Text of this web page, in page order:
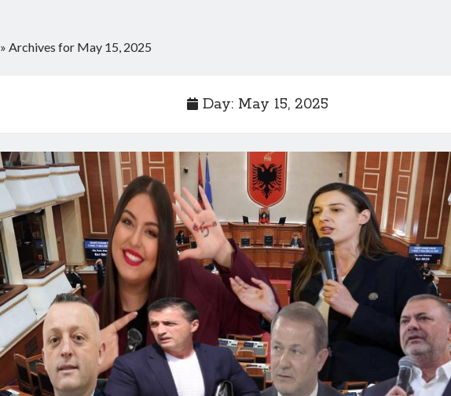
»Archives for May 15, 2025
Day: May 15, 2025